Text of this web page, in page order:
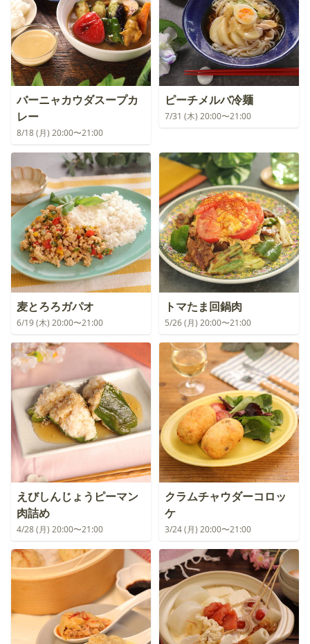
バーニャカウダスープカ
レー
8/18 (月) 20:00〜21:00
ピーチメルバ冷麺
7/31 (木) 20:00〜21:00
麦とろろガパオ
6/19 (木) 20:00〜21:00
トマたま回鍋肉
5/26 (月) 20:00〜21:00
えびしんじょうピーマン
肉詰め
4/28 (月) 20:00〜21:00
クラムチャウダーコロッ
ケ
3/24 (月) 20:00〜21:00